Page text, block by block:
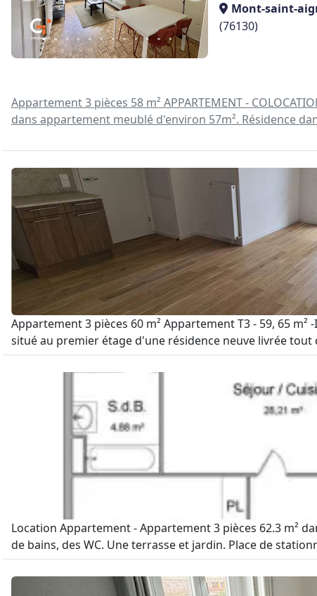
Mont-saint-
(76130)
Appartement 3 pièces 58 m² APPARTEMENT -
dans appartement meublé d'environ 57m². Résidence
Appartement 3 pièces 60 m² Appartement T3 - 59, 65
situé au premier étage d'une résidence neuve livrée
Location Appartement - Appartement 3 pièces 62.3 m²
de bains, des WC. Une terrasse et jardin. Place de